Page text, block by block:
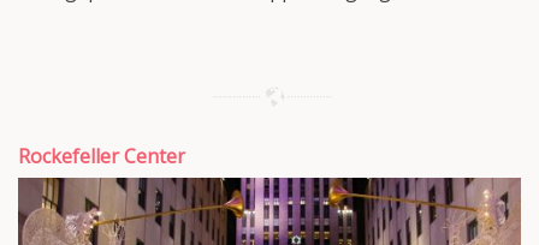
Rockefeller Center